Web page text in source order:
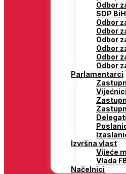
Odbor
SDP BiH
Odbor
Odbor
Odbor
Odbor
Odbor
Odbor
Parlamentarci
Izvršna vlast
Vijeće
Vlada
Načelnici